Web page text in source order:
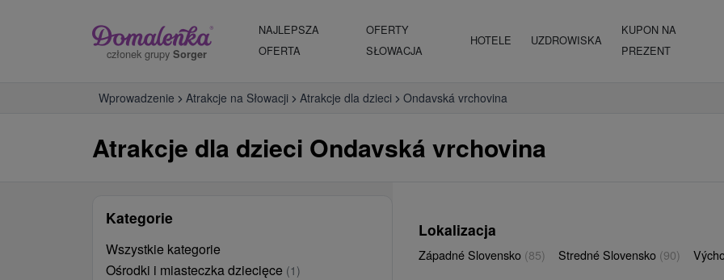
członek grupy Sorger
NAJLEPSZA
OFERTA
OFERTY
SŁOWACJA
HOTELE UZDROWISKA
KUPON NA
PREZENT
Wprowadzenie Atrakcje na Słowacji Atrakcje dla dzieci Ondavská vrchovina
Atrakcje dla dzieci Ondavská vrchovina
Kategorie
Wszystkie kategorie
Ośrodki i miasteczka dziecięce (1)
Lokalizacja
Západné Slovensko (85) Stredné Slovensko (90)